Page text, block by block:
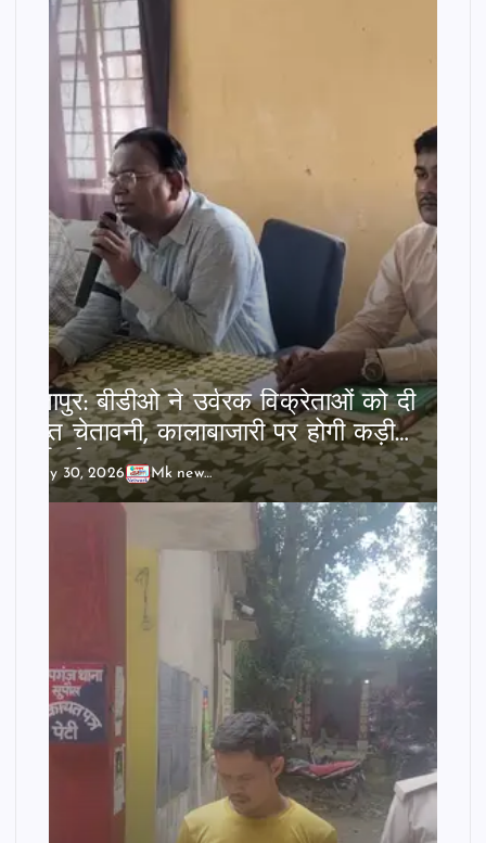
छातापुर: बीडीओ ने उर्वरक विक्रेताओं को दी
सख्त चेतावनी, कालाबाजारी पर होगी कड़ी
कार्रवाई।
July 30, 2026 Mk news India